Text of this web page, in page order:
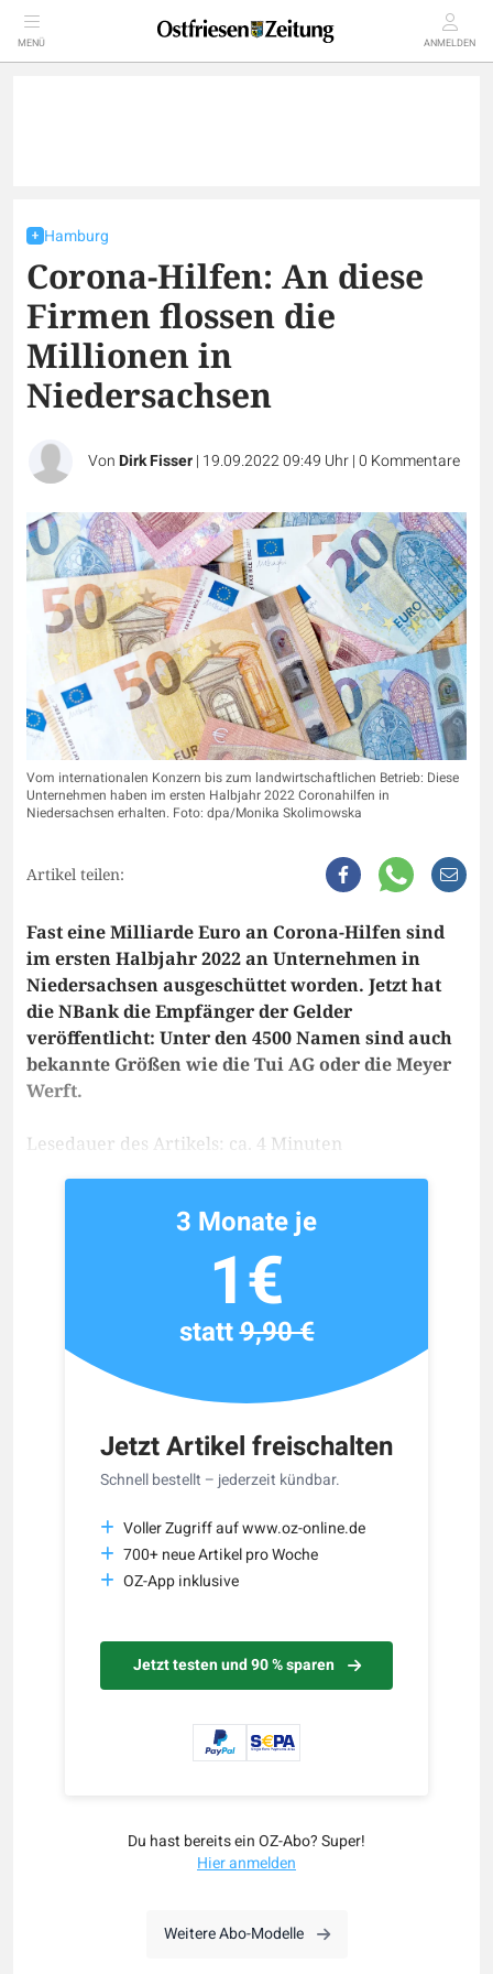
MENÜ ANMELDEN
Hamburg
Corona-Hilfen: An diese
Firmen flossen die
Millionen in
Niedersachsen
VonDirk Fisser| 19.09.2022 09:49 Uhr|0 Kommentare
Vom internationalen Konzern bis zum landwirtschaftlichen Betrieb: Diese
Unternehmen haben im ersten Halbjahr 2022 Coronahilfen in
Niedersachsen erhalten. Foto: dpa/Monika Skolimowska
Artikel teilen:
Fast eine Milliarde Euro an Corona-Hilfen sind
im ersten Halbjahr 2022 an Unternehmen in
Niedersachsen ausgeschüttet worden. Jetzt hat
die NBank die Empfänger der Gelder
veröffentlicht: Unter den 4500 Namen sind auch
bekannte Größen wie die Tui AG oder die Meyer
Werft.
Lesedauer des Artikels: ca. 4 Minuten
Jetzt Artikel freischalten
Schnell bestellt – jederzeit kündbar.
Voller Zugriff auf www.oz-online.de
700+ neue Artikel pro Woche
OZ-App inklusive
Jetzt testen und 90 % sparen
3 Monate je
1€
statt9,90 €
Du hast bereits ein OZ-Abo? Super!
Hier anmelden
Weitere Abo-Modelle